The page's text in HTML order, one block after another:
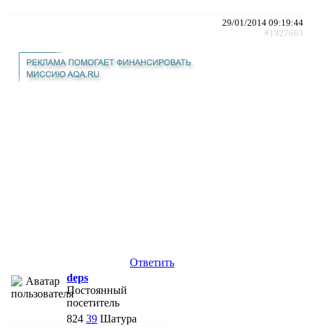
29/01/2014 09:19:44
#1927663
Ответить
deps
Постоянный
посетитель
824 39 Шатура